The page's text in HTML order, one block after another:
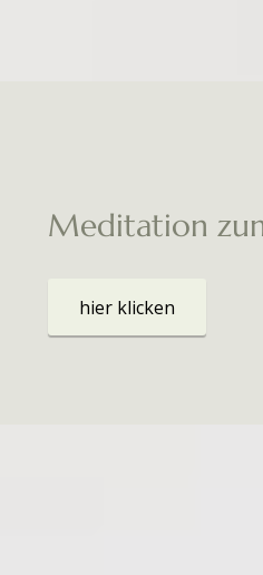
Meditation
hier klicken